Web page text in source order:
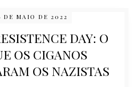
DE MAIO DE 2022
DAY: O
OS CIGANOS
OS NAZISTAS